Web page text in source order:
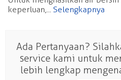
keperluan,... Selengkapnya
Ada Pertanyaan?
service kami untuk
lebih lengkap